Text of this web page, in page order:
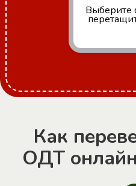
Выберите
Как
ОДТ